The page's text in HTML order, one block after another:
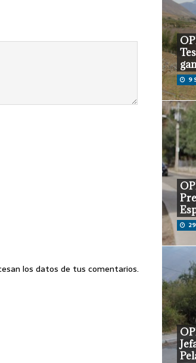
los datos de tus comentarios.
9